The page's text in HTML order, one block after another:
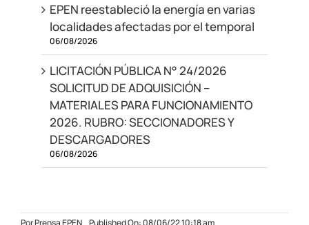
EPEN reestableció la energía en varias
localidades afectadas por el temporal
06/08/2026
LICITACIÓN PÚBLICA N° 24/2026
SOLICITUD DE ADQUISICIÓN –
MATERIALES PARA FUNCIONAMIENTO
2026. RUBRO: SECCIONADORES Y
DESCARGADORES
06/08/2026
PorPrensa EPEN Published On: 08/06/22 10:18 am